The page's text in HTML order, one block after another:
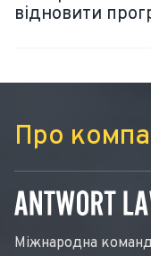
відновити
Про
Міжнародна